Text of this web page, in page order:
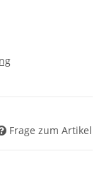
Frage zum Artikel